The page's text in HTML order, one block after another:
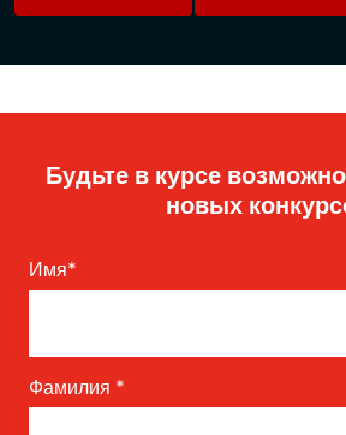
Будьте в курсе
новых
Имя*
Фамилия *